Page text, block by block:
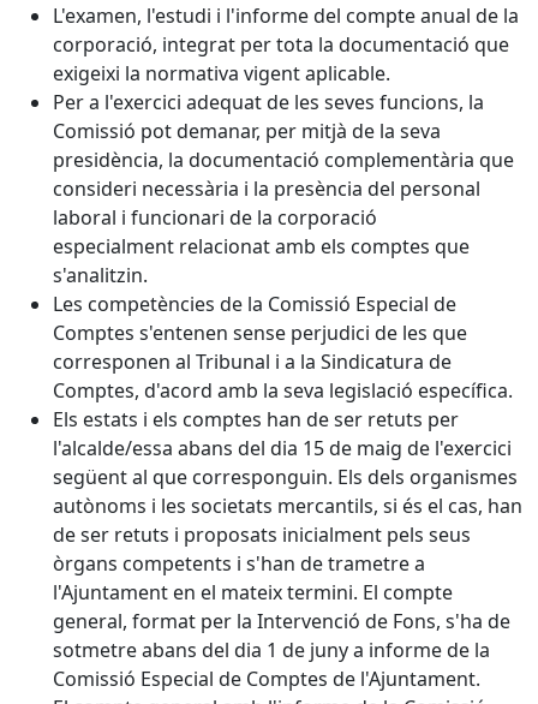
L'examen, l'estudi i l'informe del compte anual de la
corporació, integrat per tota la documentació que
exigeixi la normativa vigent aplicable.
Per a l'exercici adequat de les seves funcions, la
Comissió pot demanar, per mitjà de la seva
presidència, la documentació complementària que
consideri necessària i la presència del personal
laboral i funcionari de la corporació
especialment relacionat amb els comptes que
s'analitzin.
Les competències de la Comissió Especial de
Comptes s'entenen sense perjudici de les que
corresponen al Tribunal i a la Sindicatura de
Comptes, d'acord amb la seva legislació específica.
Els estats i els comptes han de ser retuts per
l'alcalde/essa abans del dia 15 de maig de l'exercici
següent al que corresponguin. Els dels organismes
autònoms i les societats mercantils, si és el cas, han
de ser retuts i proposats inicialment pels seus
òrgans competents i s'han de trametre a
l'Ajuntament en el mateix termini. El compte
general, format per la Intervenció de Fons, s'ha de
sotmetre abans del dia 1 de juny a informe de la
Comissió Especial de Comptes de l'Ajuntament.